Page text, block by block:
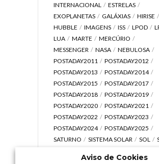
INTERNACIONAL
ESTRELAS
EXOPLANETAS
GALÁXIAS
HIRISE
HUBBLE
IMAGENS ISS LPOD
LUA
MARTE
MERCÚRIO
MESSENGER
NASA
NEBULOSA
POSTADAY2011
POSTADAY2012
POSTADAY2013
POSTADAY2014
POSTADAY2015
POSTADAY2017
POSTADAY2018
POSTADAY2019
POSTADAY2020
POSTADAY2021
POSTADAY2022
POSTADAY2023
POSTADAY2024
POSTADAY2025
SATURNO
SISTEMA SOLAR SOL
UNIVERSO
VÍDEO
Aviso de Cookies